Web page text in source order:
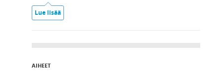
Lue lisää
AIHEET